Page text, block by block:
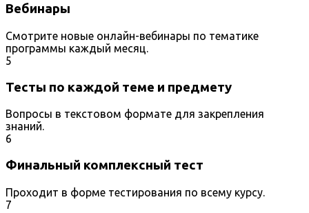
Вебинары
Смотрите новые онлайн-вебинары по тематике
программы каждый месяц.
5
Тесты по каждой теме и предмету
Вопросы в текстовом формате для закрепления
знаний.
6
Финальный комплексный тест
Проходит в форме тестирования по всему курсу.
7